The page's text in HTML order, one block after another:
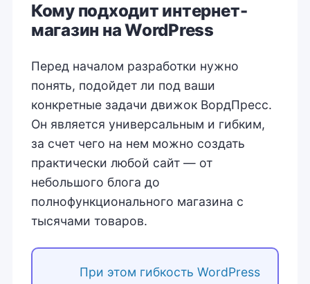
Кому подходит интернет-
магазин на WordPress
Перед началом разработки нужно
понять, подойдет ли под ваши
конкретные задачи движок ВордПресс.
Он является универсальным и гибким,
за счет чего на нем можно создать
практически любой сайт — от
небольшого блога до
полнофункционального магазина с
тысячами товаров.
При этом гибкость WordPress